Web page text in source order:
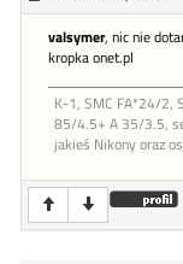
valsymer, nic nie
kropka onet.pl
K-1, SMC FA*24/2,
85/4.5+ A 35/3.5,
jakieś Nikony oraz